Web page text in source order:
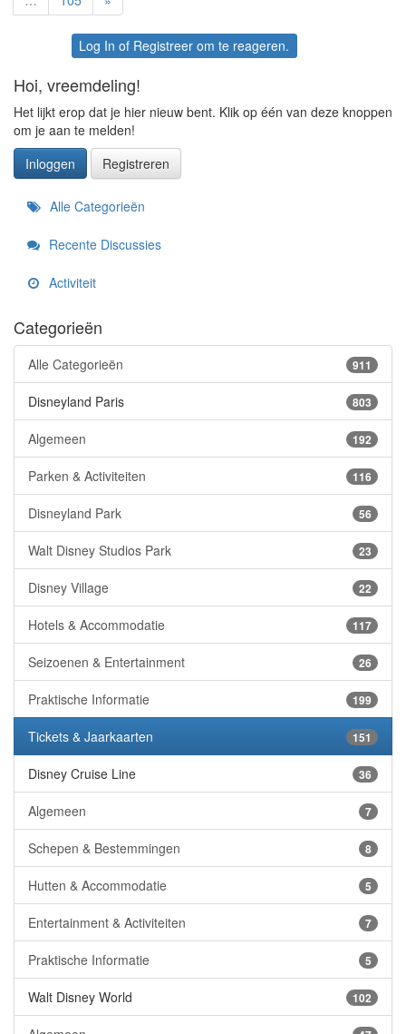
Log In of Registreer om te reageren.
Hoi, vreemdeling!
Het lijkt erop dat je hier nieuw bent. Klik op één van deze knoppen
om je aan te melden!
Inloggen
Registreren
Snelkoppelingen
Alle Categorieën
Recente Discussies
Activiteit
Categorieën
911
Alle Categorieën
803
Disneyland Paris
192
Algemeen
116
Parken & Activiteiten
56
Disneyland Park
23
Walt Disney Studios Park
22
Disney Village
117
Hotels & Accommodatie
26
Seizoenen & Entertainment
199
Praktische Informatie
151
Tickets & Jaarkaarten
36
Disney Cruise Line
7
Algemeen
8
Schepen & Bestemmingen
5
Hutten & Accommodatie
7
Entertainment & Activiteiten
5
Praktische Informatie
102
Walt Disney World